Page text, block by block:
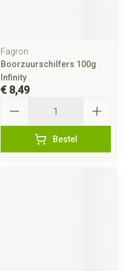
Fagron
Boorzuurschilfers 100g
Infinity
€ 8,49
Bestel